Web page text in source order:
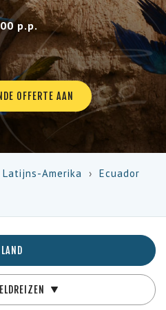
p.p.
OFFERTE AAN
Latijns-Amerika
Ecuador
LAND